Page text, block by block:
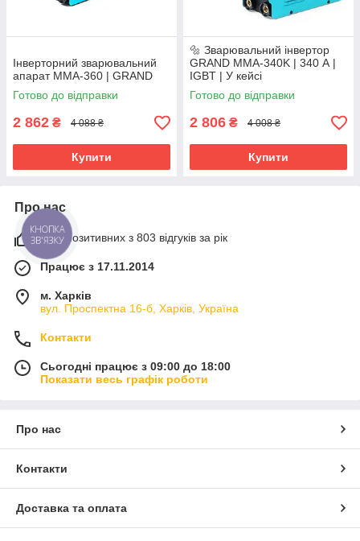
Інверторний зварювальний
апарат ММА-360 | GRAND
Готово до відправки
2 862 ₴ 4 088 ₴
Купити
🔩 Зварювальний інвертор
GRAND MMA-340K | 340 А |
IGBT | У кейсі
Готово до відправки
2 806 ₴ 4 008 ₴
Купити
Про нас
97% позитивних з 803 відгуків за рік
Працює з 17.11.2014
м. Харків
вул. Проспектна 16-б, Харків, Україна
Контакти
Сьогодні працює з 09:00 до 18:00
Показати весь графік роботи
Про нас
Контакти
Доставка та оплата
КНОПКА
ЗВ'ЯЗКУ